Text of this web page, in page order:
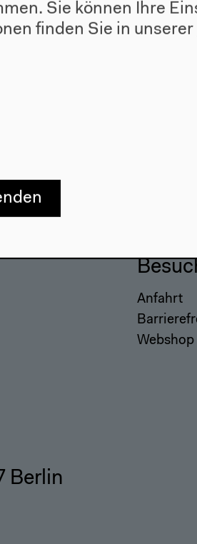
Anfahrt
Webshop
Berlin
Sie können Ihre
finden Sie in unserer